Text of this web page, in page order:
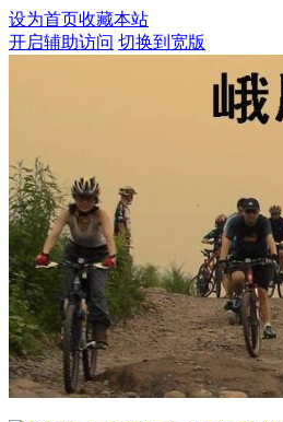
设为首页收藏本站
开启辅助访问 切换到宽版